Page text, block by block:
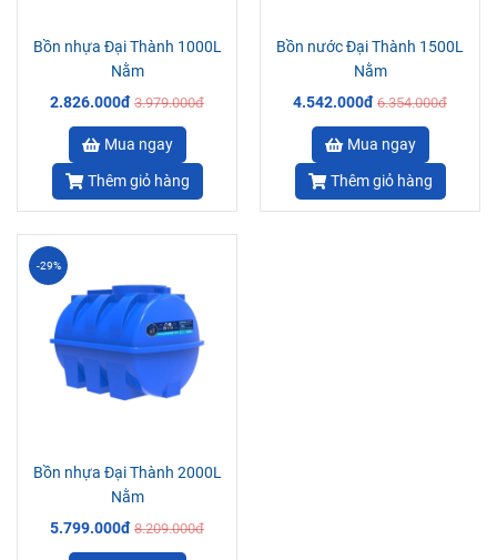
Bồn nhựa Đại Thành 1000L
Nằm
2.826.000đ 3.979.000đ
Mua ngay
Thêm giỏ hàng
Bồn nước Đại Thành 1500L
Nằm
4.542.000đ 6.354.000đ
Mua ngay
Thêm giỏ hàng
Bồn nhựa Đại Thành 2000L
Nằm
5.799.000đ 8.209.000đ
-29%